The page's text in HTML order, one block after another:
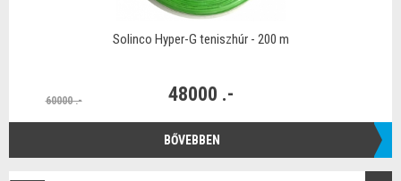
Solinco Hyper-G teniszhúr - 200 m
60000 .- 48000 .-
BŐVEBBEN